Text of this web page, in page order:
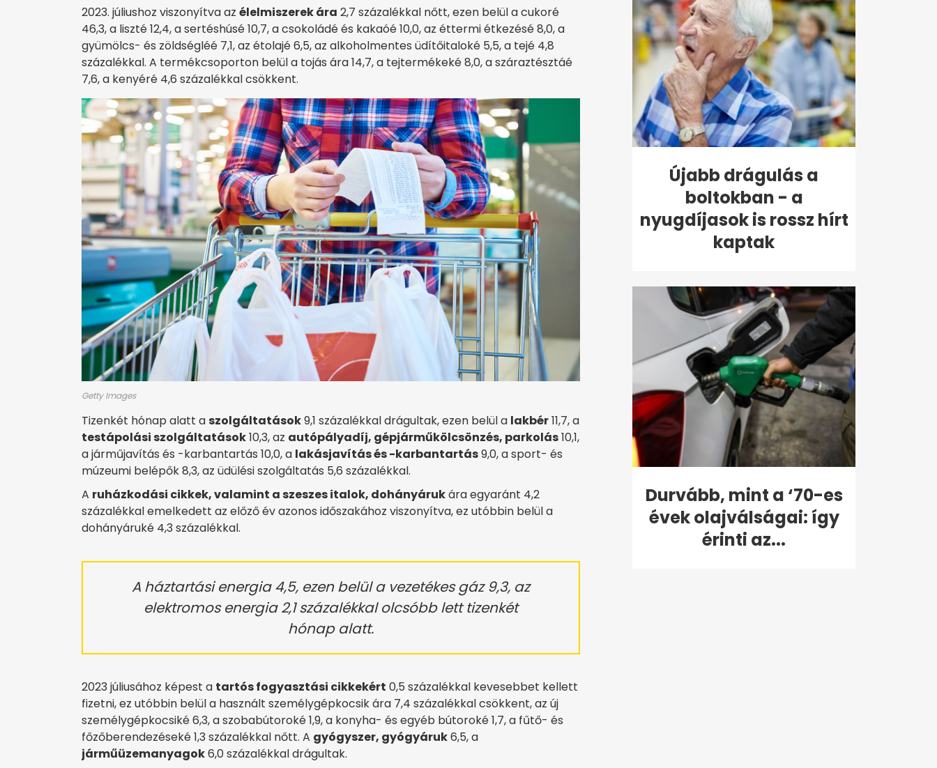
2023. júliushoz viszonyítva az élelmiszerek ára 2,7 százalékkal nőtt, ezen belül a cukoré
46,3, a liszté 12,4, a sertéshúsé 10,7, a csokoládé és kakaóé 10,0, az éttermi étkezésé 8,0, a
gyümölcs- és zöldségléé 7,1, az étolajé 6,5, az alkoholmentes üdítőitaloké 5,5, a tejé 4,8
százalékkal. A termékcsoporton belül a tojás ára 14,7, a tejtermékeké 8,0, a száraztésztáé
7,6, a kenyéré 4,6 százalékkal csökkent.
Getty Images
Tizenkét hónap alatt a szolgáltatások9,1 százalékkal drágultak, ezen belül a lakbér11,7, a
testápolási szolgáltatások10,3, az autópályadíj, gépjárműkölcsönzés, parkolás10,1,
a járműjavítás és -karbantartás 10,0, a lakásjavítás és -karbantartás9,0, a sport- és
múzeumi belépők 8,3, az üdülési szolgáltatás 5,6 százalékkal.
A ruházkodási cikkek, valamint a szeszes italok, dohányárukára egyaránt 4,2
százalékkal emelkedett az előző év azonos időszakához viszonyítva, ez utóbbin belül a
dohányáruké 4,3 százalékkal.
A háztartási energia 4,5, ezen belül a vezetékes gáz 9,3, az
elektromos energia 2,1 százalékkal olcsóbb lett tizenkét
hónap alatt.
2023 júliusához képest a tartós fogyasztási cikkekért 0,5 százalékkal kevesebbet kellett
fizetni, ez utóbbin belül a használt személygépkocsik ára 7,4 százalékkal csökkent, az új
személygépkocsiké 6,3, a szobabútoroké 1,9, a konyha- és egyéb bútoroké 1,7, a fűtő- és
főzőberendezéseké 1,3 százalékkal nőtt. A gyógyszer, gyógyáruk6,5, a
járműüzemanyagok6,0 százalékkal drágultak.
Újabb drágulás a
boltokban - a
nyugdíjasok is rossz hírt
kaptak
Durvább, mint a ‘70-es
évek olajválságai: így
érinti az...